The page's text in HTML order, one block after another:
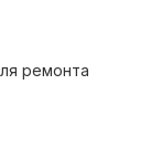
ремонта